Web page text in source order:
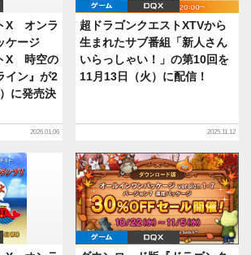
X オンラ
ケージ
X 時空の
ン』が2
に発売決
2026.01.06
ゲーム DQX
超ドラゴンクエストXTVから
生まれたサブ番組「新人さん
いらっしゃい！」の第10回を
11月13日（火）に配信！
2025.11.12
DQX ゲーム DQX